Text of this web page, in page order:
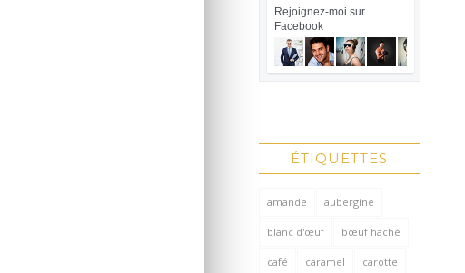
Rejoignez-moi sur
Facebook
ÉTIQUETTES
amande aubergine
blanc d'œuf bœuf haché
café caramel carotte